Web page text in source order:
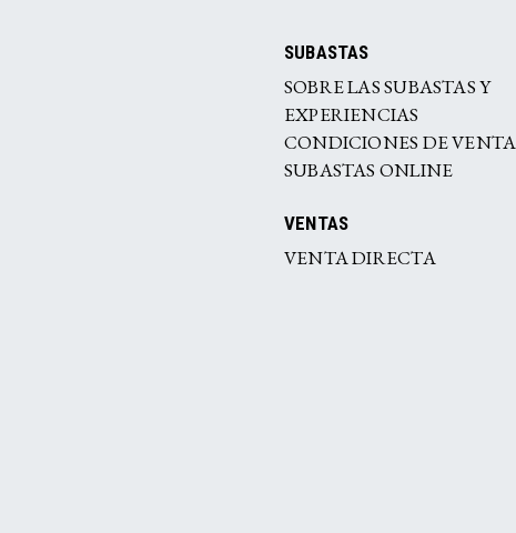
SUBASTAS
SOBRE LAS SUBASTAS Y
EXPERIENCIAS
CONDICIONES DE VENTA
SUBASTAS ONLINE
VENTAS
VENTA DIRECTA